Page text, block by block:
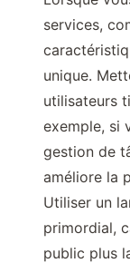
services,
unique.
utilisateurs
exemple, si
gestion de
améliore la
Utiliser un
primordial,
public plus